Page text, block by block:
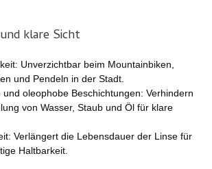
klare Sicht
Unverzichtbar beim Mountainbiken,
und Pendeln in der Stadt.
und oleophobe Beschichtungen: Verhindern
von Wasser, Staub und Öl für klare
Verlängert die Lebensdauer der Linse für
Haltbarkeit.